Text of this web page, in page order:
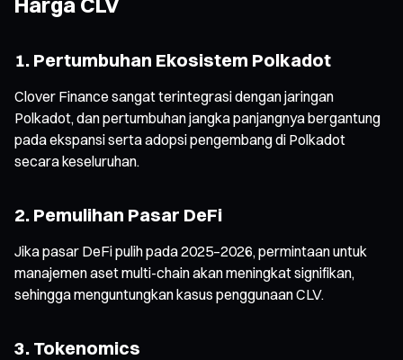
1. Pertumbuhan Ekosistem Polkadot
Clover Finance sangat terintegrasi dengan jaringan
Polkadot, dan pertumbuhan jangka panjangnya bergantung
pada ekspansi serta adopsi pengembang di Polkadot
secara keseluruhan.
2. Pemulihan Pasar DeFi
Jika pasar DeFi pulih pada 2025–2026, permintaan untuk
manajemen aset multi-chain akan meningkat signifikan,
sehingga menguntungkan kasus penggunaan CLV.
3. Tokenomics